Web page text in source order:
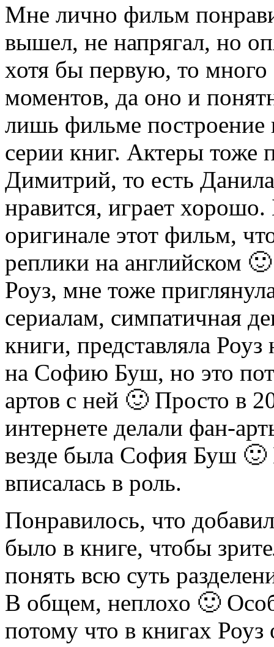
Мне лично фильм
вышел, не напрягал, но
хотя бы первую, то много
моментов, да оно и
лишь фильме построение
серии книг. Актеры тоже
Димитрий, то есть
нравится, играет
оригинале этот фильм,
реплики на английском
Роуз, мне тоже
сериалам, симпатичная
книги, представляла
на Софию Буш, но это
артов с ней 🙂 Просто в
интернете делали фан-
везде была София Буш
вписалась в роль.
Понравилось, что
было в книге, чтобы
понять всю суть
В общем, неплохо 🙂
потому что в книгах